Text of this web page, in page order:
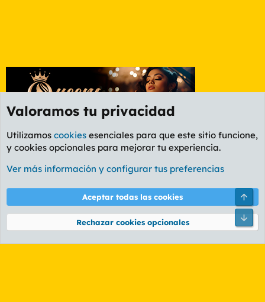
Etiquetas
Cookies
PL OLDSTYLE AMARILLO
Términos y reglas Política de privacidad Ayuda
Community platform by XenForo® © 2010-2026 XenForo Ltd.
Valoramos tu privacidad
Utilizamos cookies esenciales para que este sitio funcione,
y cookies opcionales para mejorar tu experiencia.
Ver más información y configurar tus preferencias
Aceptar todas las cookies
Rechazar cookies opcionales
Pie